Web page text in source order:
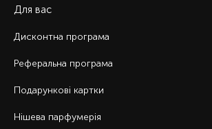
Для вас
Дисконтна програма
Реферальна програма
Подарункові картки
Нішева парфумерія